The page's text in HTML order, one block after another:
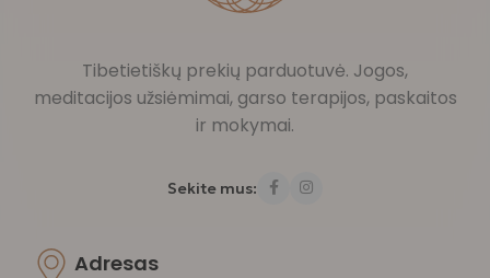
Tibetietiškų prekių parduotuvė. Jogos,
meditacijos užsiėmimai, garso terapijos, paskaitos
ir mokymai.
Sekite mus:
Adresas